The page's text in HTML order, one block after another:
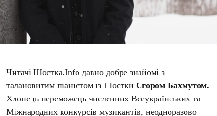
Читачі Шостка.Info давно добре знайомі з
талановитим піаністом із Шостки Єгором Бахмутом.
Хлопець переможець численних Всеукраїнських та
Міжнародних конкурсів музикантів, неодноразово